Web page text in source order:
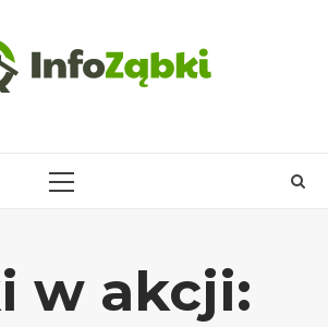
PRIMARY
w akcji: